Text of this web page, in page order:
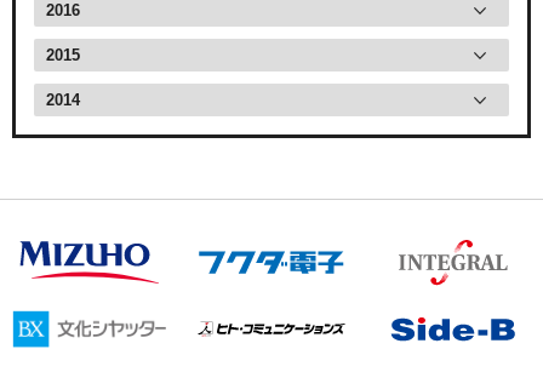
2016
2015
2014